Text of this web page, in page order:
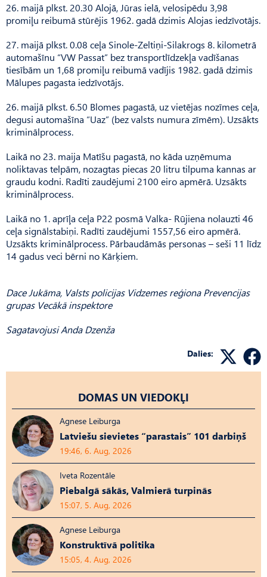
26. maijā plkst. 20.30 Alojā, Jūras ielā, velosipēdu 3,98
promiļu reibumā stūrējis 1962. gadā dzimis Alojas iedzīvotājs.
27. maijā plkst. 0.08 ceļa Sinole-Zeltiņi-Silakrogs 8. kilometrā
automašīnu “VW Passat” bez transportlīdzekļa vadīšanas
tiesībām un 1,68 promiļu reibumā vadījis 1982. gadā dzimis
Mālupes pagasta iedzīvotājs.
26. maijā plkst. 6.50 Blomes pagastā, uz vietējas nozīmes ceļa,
degusi automašīna “Uaz” (bez valsts numura zīmēm). Uzsākts
kriminālprocess.
Laikā no 23. maija Matīšu pagastā, no kāda uzņēmuma
noliktavas telpām, nozagtas piecas 20 litru tilpuma kannas ar
graudu kodni. Radīti zaudējumi 2100 eiro apmērā. Uzsākts
kriminālprocess.
Laikā no 1. aprīļa ceļa P22 posmā Valka- Rūjiena nolauzti 46
ceļa signālstabiņi. Radīti zaudējumi 1557,56 eiro apmērā.
Uzsākts kriminālprocess. Pārbaudāmās personas – seši 11 līdz
14 gadus veci bērni no Kārķiem.
Dace Jukāma, Valsts policijas Vidzemes reģiona Prevencijas
grupas Vecākā inspektore
Sagatavojusi Anda Dzenža
Dalies:
DOMAS UN VIEDOKĻI
Agnese Leiburga
Latviešu sievietes “parastais” 101 darbiņš
19:46, 6. Aug, 2026
Iveta Rozentāle
Piebalgā sākās, Valmierā turpinās
15:07, 5. Aug, 2026
Agnese Leiburga
Konstruktīvā politika
15:05, 4. Aug, 2026